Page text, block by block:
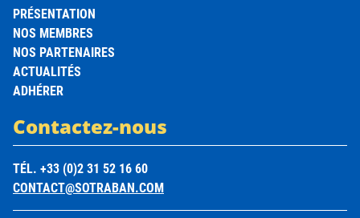
PRÉSENTATION
NOS MEMBRES
NOS PARTENAIRES
ACTUALITÉS
ADHÉRER
Contactez-nous
TÉL. +33 (0)2 31 52 16 60
CONTACT@SOTRABAN.COM